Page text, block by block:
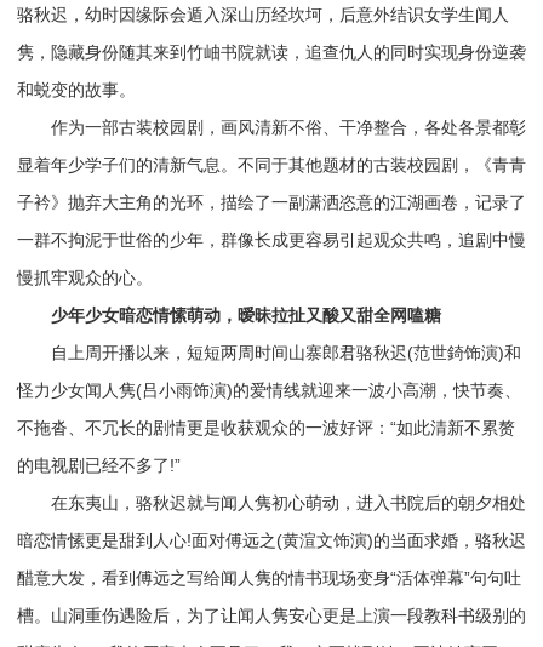
骆秋迟，幼时因缘际会遁入深山历经坎坷，后意外结识女学生闻人
隽，隐藏身份随其来到竹岫书院就读，追查仇人的同时实现身份逆袭
和蜕变的故事。
作为一部古装校园剧，画风清新不俗、干净整合，各处各景都彰
显着年少学子们的清新气息。不同于其他题材的古装校园剧，《青青
子衿》抛弃大主角的光环，描绘了一副潇洒恣意的江湖画卷，记录了
一群不拘泥于世俗的少年，群像长成更容易引起观众共鸣，追剧中慢
慢抓牢观众的心。
少年少女暗恋情愫萌动，暧昧拉扯又酸又甜全网嗑糖
自上周开播以来，短短两周时间山寨郎君骆秋迟(范世錡饰演)和
怪力少女闻人隽(吕小雨饰演)的爱情线就迎来一波小高潮，快节奏、
不拖沓、不冗长的剧情更是收获观众的一波好评：“如此清新不累赘
的电视剧已经不多了!”
在东夷山，骆秋迟就与闻人隽初心萌动，进入书院后的朝夕相处
暗恋情愫更是甜到人心!面对傅远之(黄渲文饰演)的当面求婚，骆秋迟
醋意大发，看到傅远之写给闻人隽的情书现场变身“活体弹幕”句句吐
槽。山洞重伤遇险后，为了让闻人隽安心更是上演一段教科书级别的